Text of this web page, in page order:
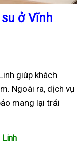
ở Vĩnh
giúp khách
Ngoài ra, dịch vụ
mang lại trải
Linh